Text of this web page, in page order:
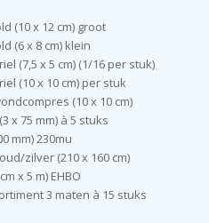
(10 x 12 cm) groot
(6 x 8 cm) klein
(7,5 x 5 cm) (1/16 per stuk)
(10 x 10 cm) per stuk
(10 x 10 cm)
x 75 mm) à 5 stuks
mm) 230mu
zilver (210 x 160 cm)
x 5 m) EHBO
3 maten à 15 stuks